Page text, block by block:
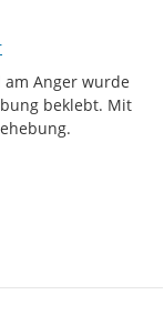
am Anger wurde
beklebt. Mit